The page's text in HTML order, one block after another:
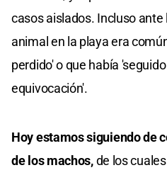
casos aislados. Incluso ante
animal en la playa era
perdido' o que había
equivocación'.
Hoy estamos siguiendo de
de los machos,de los